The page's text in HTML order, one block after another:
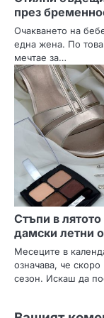
през
Очакването на
една жена. По
мечтае за…
Стъпи в
дамски летни
Месеците в
означава, че скоро
сезон. Искаш да